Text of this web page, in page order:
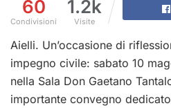
60
Condivisioni
1.2k
Visite
Aielli. Un’occasione di
impegno civile: sabato 10
nella Sala Don Gaetano
importante convegno